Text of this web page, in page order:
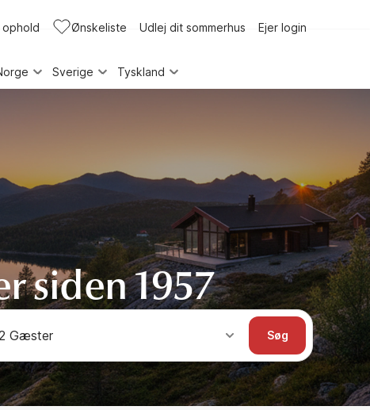
Ønskeliste Udlej dit sommerhus Ejer login
Sverige Tyskland
siden 1957
Gæster Søg